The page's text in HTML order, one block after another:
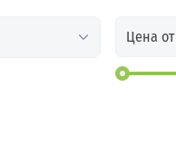
Цена от